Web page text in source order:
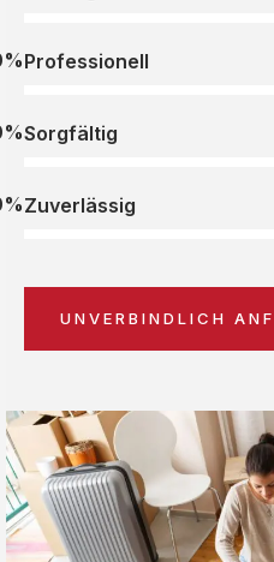
Professionell
Sorgfältig
Zuverlässig
UNVERBINDLICH